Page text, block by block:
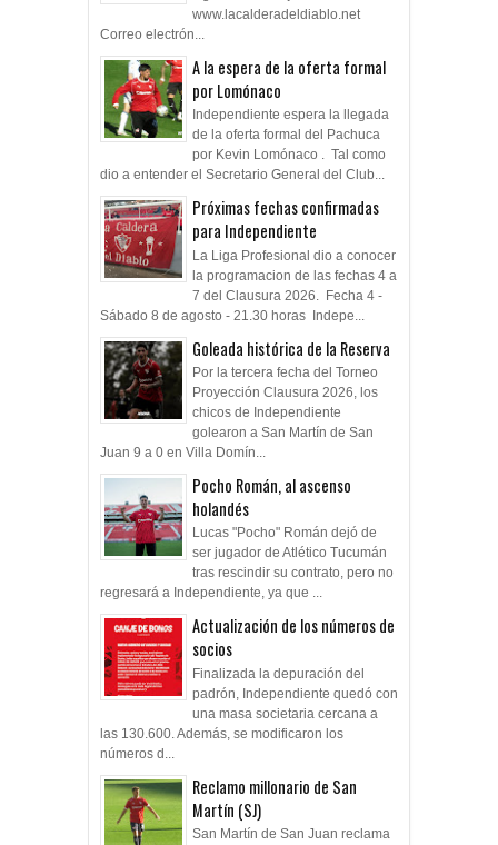
www.lacalderadeldiablo.net
Correo electrón...
A la espera de la oferta formal
por Lomónaco
Independiente espera la llegada
de la oferta formal del Pachuca
por Kevin Lomónaco . Tal como
dio a entender el Secretario General del Club...
Próximas fechas confirmadas
para Independiente
La Liga Profesional dio a conocer
la programacion de las fechas 4 a
7 del Clausura 2026. Fecha 4 -
Sábado 8 de agosto - 21.30 horas Indepe...
Goleada histórica de la Reserva
Por la tercera fecha del Torneo
Proyección Clausura 2026, los
chicos de Independiente
golearon a San Martín de San
Juan 9 a 0 en Villa Domín...
Pocho Román, al ascenso
holandés
Lucas "Pocho" Román dejó de
ser jugador de Atlético Tucumán
tras rescindir su contrato, pero no
regresará a Independiente, ya que ...
Actualización de los números de
socios
Finalizada la depuración del
padrón, Independiente quedó con
una masa societaria cercana a
las 130.600. Además, se modificaron los
números d...
Reclamo millonario de San
Martín (SJ)
San Martín de San Juan reclama